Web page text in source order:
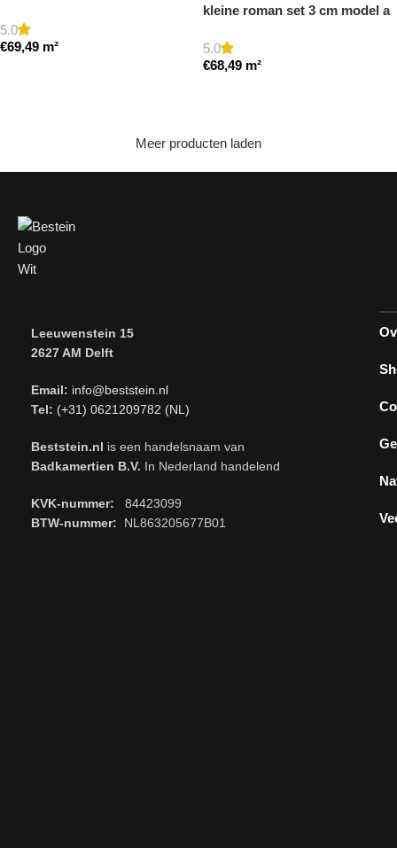
5.0
€69,49 m²
kleine roman set 3 cm model a
5.0
€68,49 m²
Meer producten laden
Leeuwenstein 15
2627 AM Delft
Email: info@beststein.nl
Tel: (+31) 0621209782 (NL)
Beststein.nl is een handelsnaam van
Badkamertien B.V. In Nederland handelend
KVK-nummer: 84423099
BTW-nummer: NL863205677B01